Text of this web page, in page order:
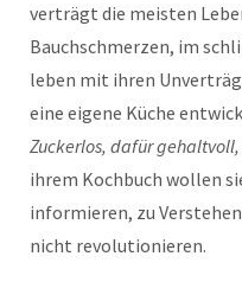
verträgt die meisten
Bauchschmerzen, im
leben mit ihren
eine eigene Küche
Zuckerlos, dafür
ihrem Kochbuch wollen
informieren, zu
nicht revolutionieren.